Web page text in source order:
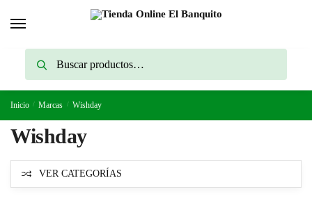
Buscar
Inicio / Marcas / Wishday
Wishday
VER CATEGORÍAS